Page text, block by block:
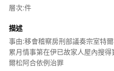
層次:件
描述
事由:移會稽察房刑部議奏宗室特
累月情事第在伊已故家人屋內搜
爾松阿合依例治罪